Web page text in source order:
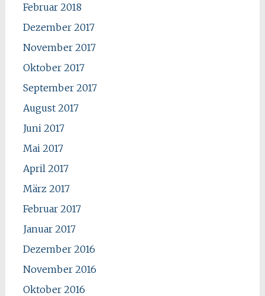
Februar 2018
Dezember 2017
November 2017
Oktober 2017
September 2017
August 2017
Juni 2017
Mai 2017
April 2017
März 2017
Februar 2017
Januar 2017
Dezember 2016
November 2016
Oktober 2016